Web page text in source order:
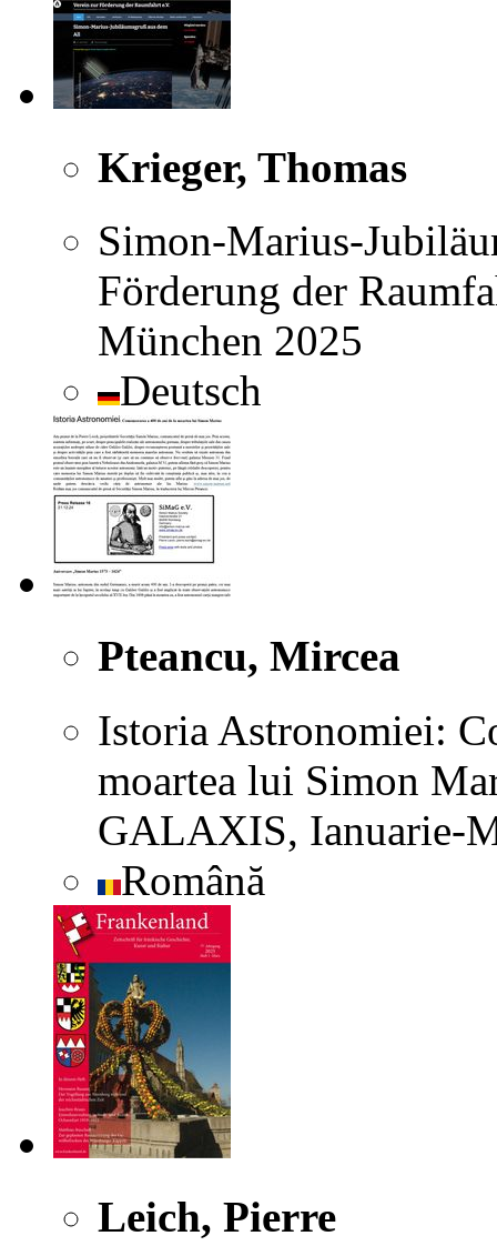
Krieger, Thomas
Simon-Marius-
Förderung der
München 2025
Deutsch
Pteancu, Mircea
Istoria Astronomiei:
moartea lui Simon
GALAXIS, Ianuarie-
Română
Leich, Pierre